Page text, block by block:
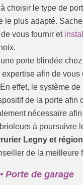
choisir le type de
le plus adapté.
vous fournir et
porte blindée
afin de vous
effet, le système de
de la porte afin
nécessaire
à poursuivre
Legny et
de la meilleure
• Porte de garage